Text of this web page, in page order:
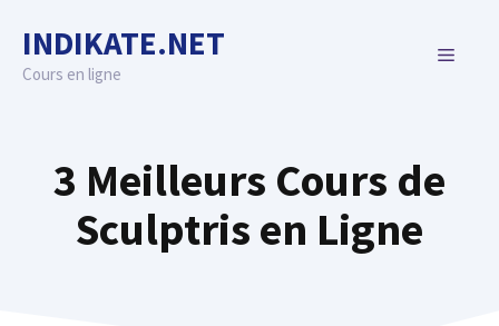
content
INDIKATE.NET
Cours en ligne
MENU
3 Meilleurs Cours de
Sculptris en Ligne